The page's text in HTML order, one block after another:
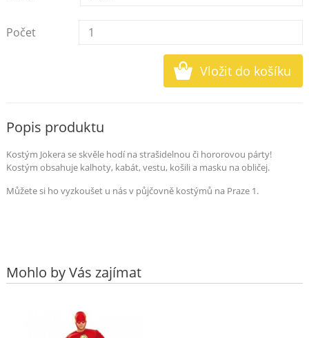
Počet
Popis produktu
Kostým Jokera se skvěle hodí na strašidelnou či hororovou párty!
Kostým obsahuje kalhoty, kabát, vestu, košili a masku na obličej.
Můžete si ho vyzkoušet u nás v půjčovně kostýmů na Praze 1.
Mohlo by Vás zajímat